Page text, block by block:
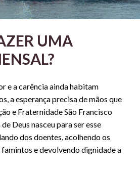
UMA
e a carência ainda habitam
a esperança precisa de mãos que
e Fraternidade São Francisco
Deus nasceu para ser esse
dos doentes, acolhendo os
e devolvendo dignidade a